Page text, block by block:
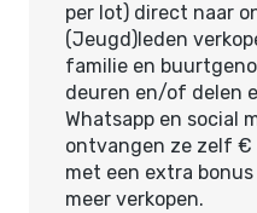
per lot) direct naar
(Jeugd)leden
familie en
deuren en/of delen
Whatsapp en social
ontvangen ze zelf €
met een extra
meer verkopen.